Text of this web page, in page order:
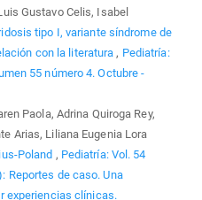
Gustavo Celis, Isabel
tipo I, variante síndrome de
con la literatura, Pediatría:
55 número 4. Octubre -
Paola, Adrina Quiroga Rey,
Arias, Liliana Eugenia Lora
Poland , Pediatría: Vol. 54
Reportes de caso. Una
experiencias clínicas.